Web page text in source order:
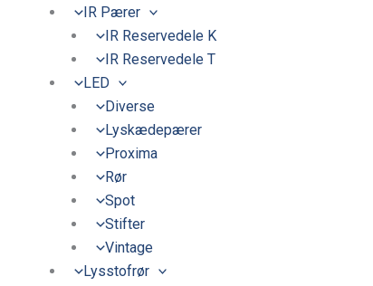
IR Pærer
IR Reservedele K
IR Reservedele T
LED
Diverse
Lyskædepærer
Proxima
Rør
Spot
Stifter
Vintage
Lysstofrør